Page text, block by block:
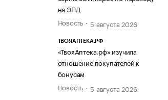
на ЭПД
Новость
5 августа 2026
ТВОЯАПТЕКА.РФ
«ТвояАптека.рф» изучила
отношение покупателей к
бонусам
Новость
5 августа 2026